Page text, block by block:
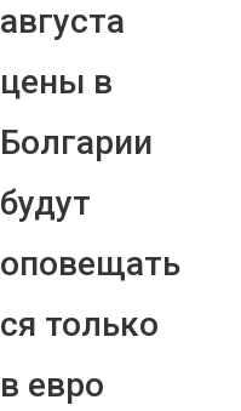
августа
цены в
Болгарии
будут
оповещать
ся только
в евро